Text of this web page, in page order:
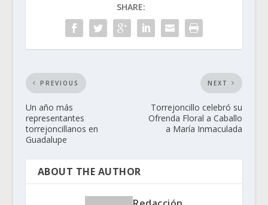
SHARE:
PREVIOUS
Un año más
representantes
torrejoncillanos en
Guadalupe
NEXT
Torrejoncillo celebró su
Ofrenda Floral a Caballo
a María Inmaculada
ABOUT THE AUTHOR